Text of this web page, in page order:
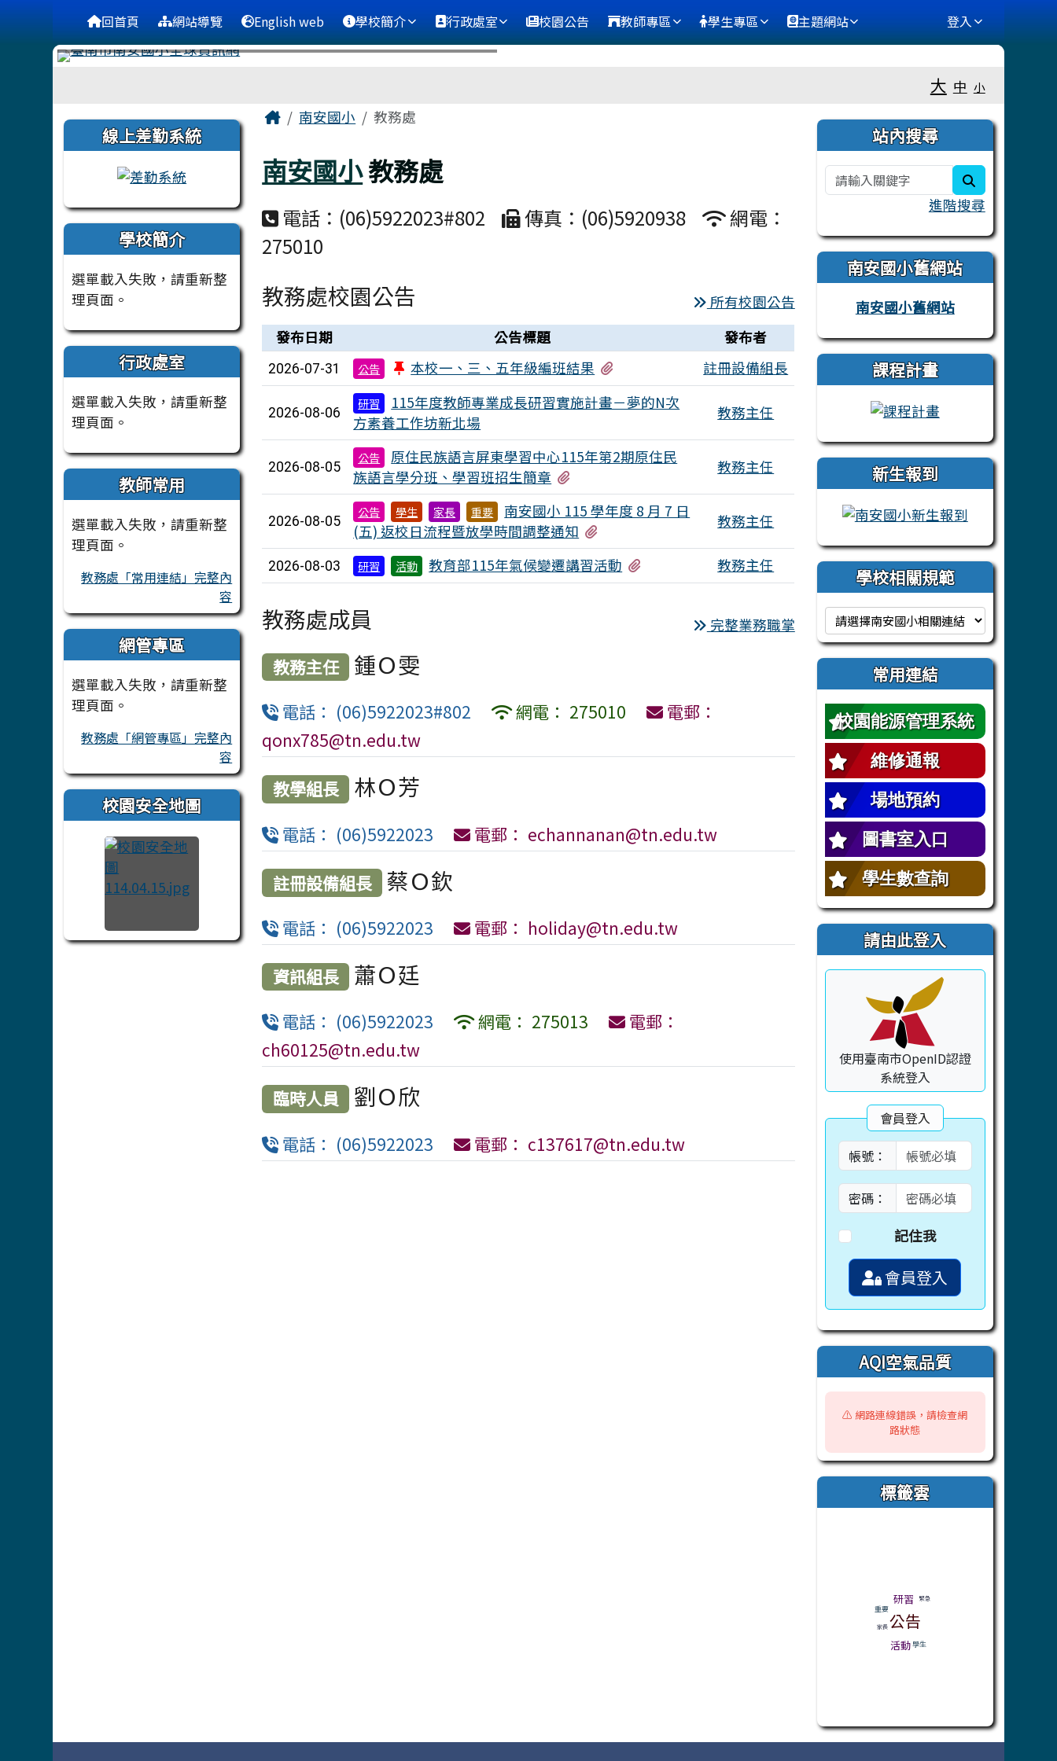
跳至主內容區
台南市南安國小
導覽列 回首頁 網站導覽 English web 學校簡介 行政處室 校園公告 教師專區 學生專區 主題網站 登入
⏸
大 中 小
左邊區域內容
線上差勤系統
學校簡介
選單載入失敗，請重新整
理頁面。
行政處室
選單載入失敗，請重新整
理頁面。
教師常用
選單載入失敗，請重新整
理頁面。
教務處「常用連結」完整內
容
網管專區
選單載入失敗，請重新整
理頁面。
教務處「網管專區」完整內
容
校園安全地圖
主內容區域
Home南安國小 教務處
南安國小教務處
電話：(06)5922023#802 傳真：(06)5920938
網電：
275010
教務處校園公告
所有校園公告
新聞列表
發布日期 公告標題 發布者
2026-07-31 公告 本校一、三、五年級編班結果 註冊設備組長
2026-08-06
研習
115年度教師專業成長研習實施計畫－夢的N次
方素養工作坊新北場
教務主任
2026-08-05
公告
原住民族語言屏東學習中心115年第2期原住民
族語言學分班、學習班招生簡章
教務主任
2026-08-05
公告 學生 家長 重要
南安國小 115 學年度 8 月 7 日
(五) 返校日流程暨放學時間調整通知
教務主任
2026-08-03 研習 活動 教育部115年氣候變遷講習活動 教務主任
教務處成員 完整業務職掌
教務主任 鍾Ｏ雯
電話： (06)5922023#802 網電： 275010
電郵：
qonx785@tn.edu.tw
教學組長 林Ｏ芳
電話： (06)5922023 電郵： echannanan@tn.edu.tw
註冊設備組長 蔡Ｏ欽
電話： (06)5922023 電郵： holiday@tn.edu.tw
資訊組長 蕭Ｏ廷
電話： (06)5922023 網電： 275013
電郵：
ch60125@tn.edu.tw
臨時人員 劉Ｏ欣
電話： (06)5922023 電郵： c137617@tn.edu.tw
右邊區域內容
站內搜尋
進階搜尋
南安國小舊網站
南安國小舊網站
課程計畫
新生報到
學校相關規範
常用連結
校園能源管理系統
維修通報
場地預約
圖書室入口
學生數查詢
請由此登入
使用臺南市OpenID認證
系統登入
會員登入
帳號：
密碼：
記住我
會員登入
AQI空氣品質
⚠️ 網路連線錯誤，請檢查網
路狀態
標籤雲
重要
研習
家長 公告
緊急
活動 學生
頁尾區域